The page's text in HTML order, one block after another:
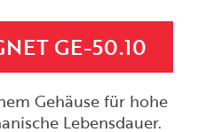
GE-50.10
Gehäuse für hohe
Lebensdauer.